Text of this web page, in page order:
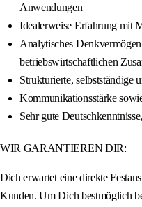
Anwendungen
Idealerweise Erfahrung mit
Analytisches
betriebswirtschaftlichen
Strukturierte, selbstständige
Kommunikationsstärke
Sehr gute
WIR GARANTIEREN DIR:
Dich erwartet eine direkte
Kunden. Um Dich bestmöglich